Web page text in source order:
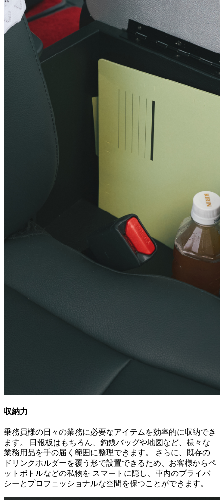
収納力
乗務員様の日々の業務に必要なアイテムを効率的に収納でき
ます。 日報板はもちろん、釣銭バッグや地図など、様々な
業務用品を手の届く範囲に整理できます。 さらに、既存の
ドリンクホルダーを覆う形で設置できるため、お客様からペ
ットボトルなどの私物を スマートに隠し、車内のプライバ
シーとプロフェッショナルな空間を保つことができます。